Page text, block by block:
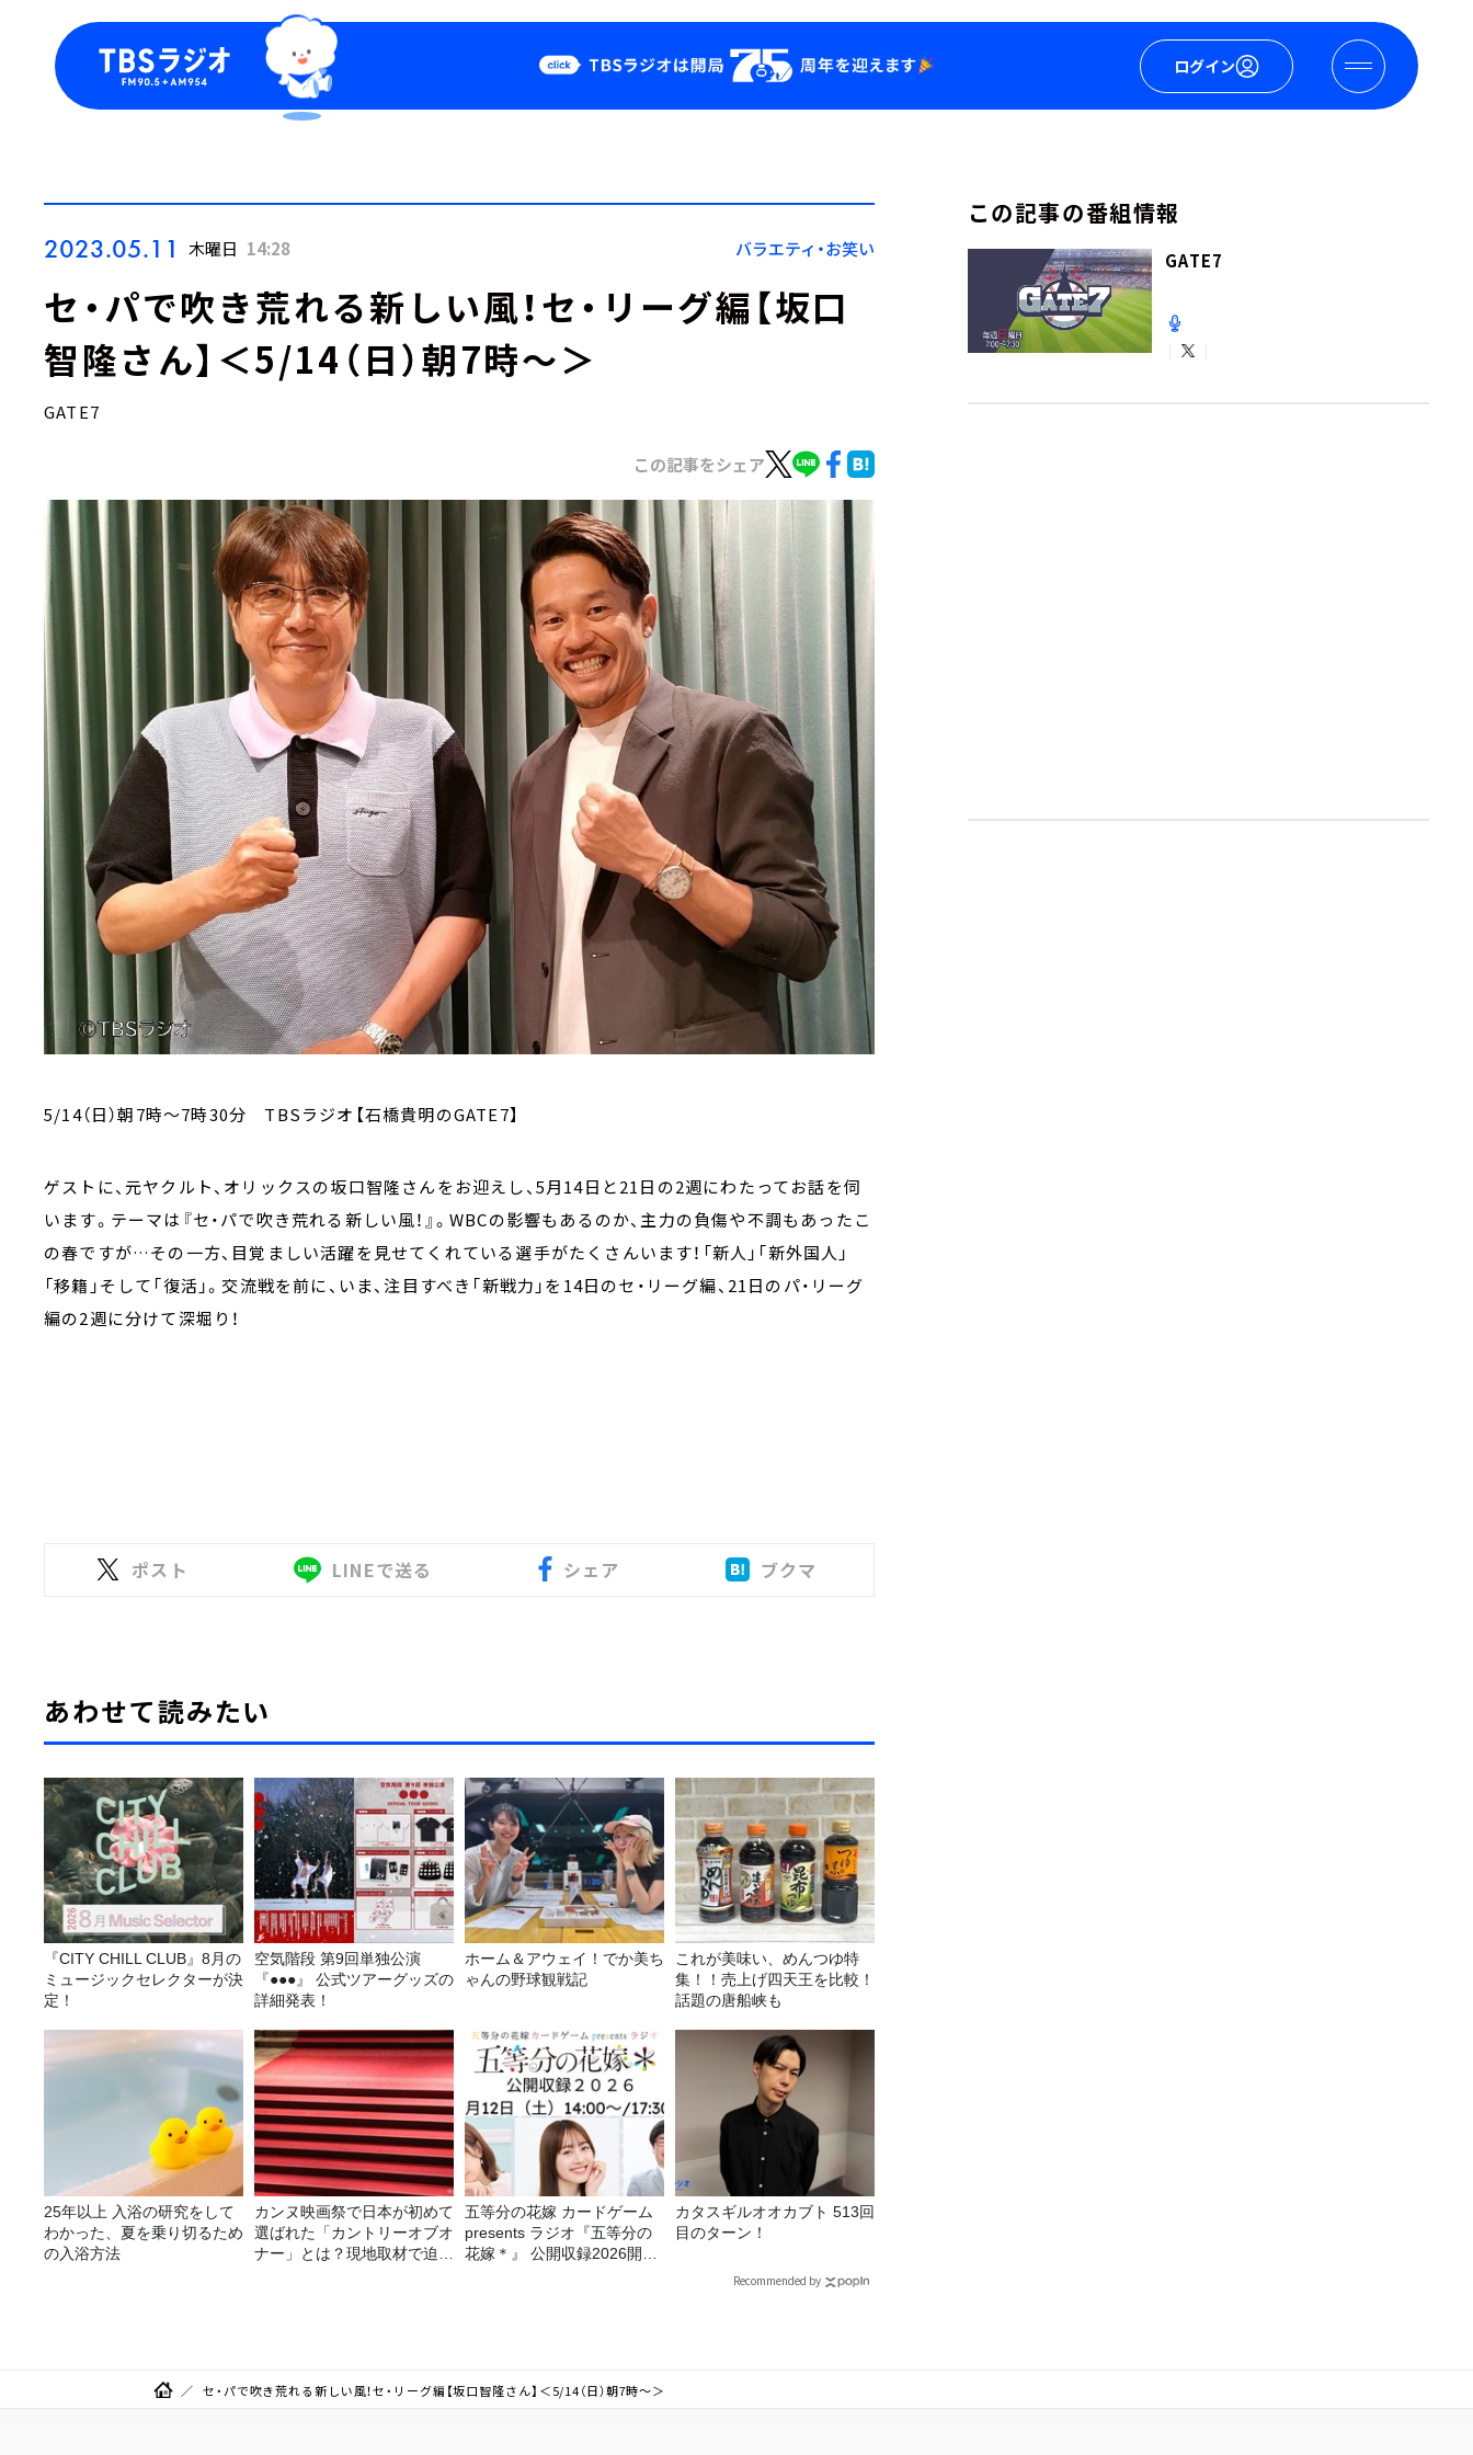
ログイン
Podcast
YouTube
会社情報
2023.05.11 木曜日 14:28 バラエティ・お笑い
セ・パで吹き荒れる新しい風！セ・リーグ編【坂口
智隆さん】＜5/14（日）朝7時～＞
GATE7
この記事をシェア
5/14（日）朝7時～7時30分 TBSラジオ【石橋貴明のGATE7】
ゲストに、元ヤクルト、オリックスの坂口智隆さんをお迎えし、5月14日と21日の2週にわたってお話を伺
います。テーマは『セ・パで吹き荒れる新しい風！』。WBCの影響もあるのか、主力の負傷や不調もあったこ
の春ですが…その一方、目覚ましい活躍を見せてくれている選手がたくさんいます！「新人」「新外国人」
「移籍」そして「復活」。交流戦を前に、いま、注目すべき「新戦力」を14日のセ・リーグ編、21日のパ・リーグ
編の2週に分けて深堀り！
ポスト LINEで送る シェア ブクマ
あわせて読みたい
『CITY CHILL CLUB』8月の
ミュージックセレクターが決
定！
空気階段 第9回単独公演
『●●●』 公式ツアーグッズの
詳細発表！
ホーム＆アウェイ！でか美ち
ゃんの野球観戦記
これが美味い、めんつゆ特
集！！売上げ四天王を比較！
話題の唐船峡も
25年以上 入浴の研究をして
わかった、夏を乗り切るため
の入浴方法
カンヌ映画祭で日本が初めて
選ばれた「カントリーオブオ
ナー」とは？現地取材で迫る
五等分の花嫁 カードゲーム
presents ラジオ『五等分の
花嫁＊』 公開収録2026開催
カタスギルオオカブト 513回
目のターン！
Recommended by
この記事の番組情報
GATE7
セ・パで吹き荒れる新しい風！セ・リーグ編【坂口智隆さん】＜5/14（日）朝7時～＞